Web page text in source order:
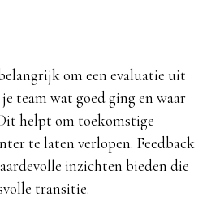
om een evaluatie uit
team wat goed ging en waar
helpt om toekomstige
te laten verlopen. Feedback
inzichten bieden die
transitie.